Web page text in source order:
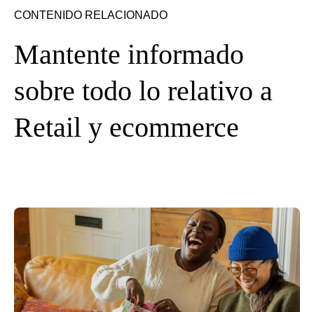
CONTENIDO RELACIONADO
Mantente informado
sobre todo lo relativo a
Retail y ecommerce